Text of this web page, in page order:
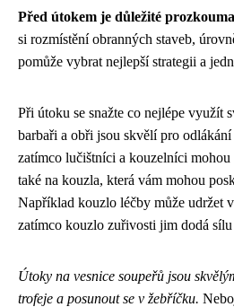
Před útokem je důležité
si rozmístění obranných staveb,
pomůže vybrat nejlepší strategii a
Při útoku se snažte co nejlépe využít
barbaři a obři jsou skvělí pro
zatímco lučištníci a kouzelníci
také na kouzla, která vám mohou
Například kouzlo léčby může udržet
zatímco kouzlo zuřivosti jim dodá
Útoky na vesnice soupeřů jsou
trofeje a posunout se v žebříčku.